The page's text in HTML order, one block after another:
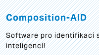
Composition-AID
Software pro identifikaci
inteligencí!